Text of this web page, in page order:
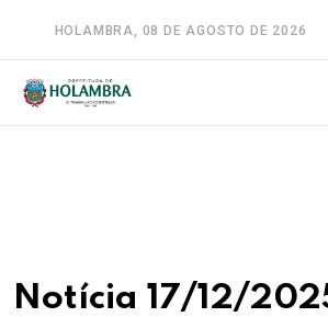
HOLAMBRA, 08 DE AGOSTO DE 2026
Notícia 17/12/